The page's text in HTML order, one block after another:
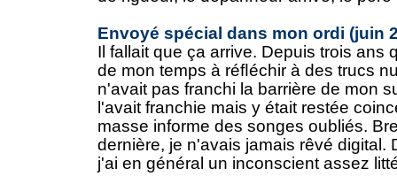
Envoyé spécial dans mon ordi (juin
Il fallait que ça arrive. Depuis trois ans
de mon temps à réﬂéchir à des trucs
n'avait pas franchi la barrière de mon
l'avait franchie mais y était restée
masse informe des songes oubliés.
dernière, je n'avais jamais rêvé digital.
j'ai en général un inconscient assez